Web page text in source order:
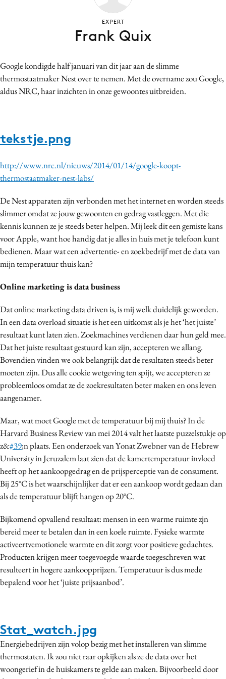
Craft
Customer Experience
Diversiteit
Effectiviteit
Gedragsverandering
Interne communicatie
Martech
Media
Merkstrategie
PR
Programmatic
Reputatie & crisis
Google kondigde half januari van dit jaar aan de slimme
thermostaatmaker Nest over te nemen. Met de overname zou Google,
aldus NRC, haar inzichten in onze gewoontes uitbreiden.
tekstje.png
http://www.nrc.nl/nieuws/2014/01/14/google-koopt-
thermostaatmaker-nest-labs/
De Nest apparaten zijn verbonden met het internet en worden steeds
slimmer omdat ze jouw gewoonten en gedrag vastleggen. Met die
kennis kunnen ze je steeds beter helpen. Mij leek dit een gemiste kans
voor Apple, want hoe handig dat je alles in huis met je telefoon kunt
bedienen. Maar wat een advertentie- en zoekbedrijf met de data van
mijn temperatuur thuis kan?
Online marketing is data business
Dat online marketing data driven is, is mij welk duidelijk geworden.
In een data overload situatie is het een uitkomst als je het ‘het juiste’
resultaat kunt laten zien. Zoekmachines verdienen daar hun geld mee.
Dat het juiste resultaat gestuurd kan zijn, accepteren we allang.
Bovendien vinden we ook belangrijk dat de resultaten steeds beter
moeten zijn. Dus alle cookie wetgeving ten spijt, we accepteren ze
probleemloos omdat ze de zoekresultaten beter maken en ons leven
aangenamer.
Maar, wat moet Google met de temperatuur bij mij thuis?In de
Harvard Business Review van mei 2014 valt het laatste puzzelstukje op
z&#39;n plaats. Een onderzoek van Yonat Zwebner van de Hebrew
University in Jeruzalem laat zien dat de kamertemperatuur invloed
heeft op het aankoopgedrag en de prijsperceptie van de consument.
Bij 25°C is het waarschijnlijker dat er een aankoop wordt gedaan dan
als de temperatuur blijft hangen op 20°C.
Bijkomend opvallend resultaat: mensen in een warme ruimte zjn
bereid meer te betalen dan in een koele ruimte. Fysieke warmte
activeertvemotionele warmte en dit zorgt voor positieve gedachtes.
Producten krijgen meer toegevoegde waarde toegeschreven wat
resulteert in hogere aankoopprijzen. Temperatuur is dus mede
bepalend voor het ‘juiste prijsaanbod’.
Stat_watch.jpg
Energiebedrijven zijn volop bezig met het installeren van slimme
thermostaten. Ik zou niet raar opkijken als ze de data over het
woongerief in de huiskamers te gelde aan maken.Bijvoorbeeld door
EXPERT
Frank Quix